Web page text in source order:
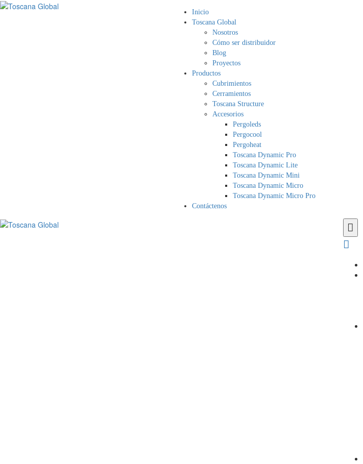
Inicio
Toscana Global
Nosotros
Cómo ser distribuidor
Blog
Proyectos
Productos
Cubrimientos
Cerramientos
Toscana Structure
Accesorios
Pergoleds
Pergocool
Pergoheat
Toscana Dynamic Pro
Toscana Dynamic Lite
Toscana Dynamic Mini
Toscana Dynamic Micro
Toscana Dynamic Micro Pro
Contáctenos